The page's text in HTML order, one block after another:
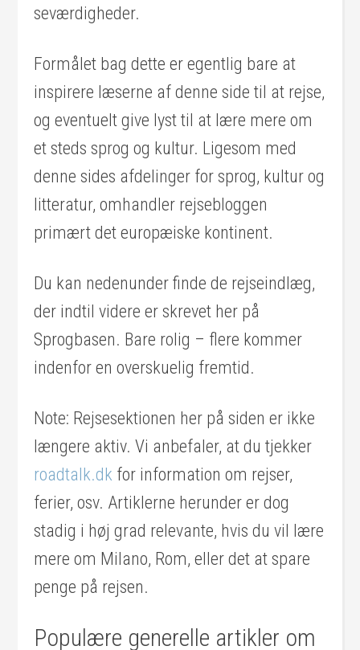
seværdigheder.
Formålet bag dette er egentlig bare at
inspirere læserne af denne side til at rejse,
og eventuelt give lyst til at lære mere om
et steds sprog og kultur. Ligesom med
denne sides afdelinger for sprog, kultur og
litteratur, omhandler rejsebloggen
primært det europæiske kontinent.
Du kan nedenunder finde de rejseindlæg,
der indtil videre er skrevet her på
Sprogbasen. Bare rolig – flere kommer
indenfor en overskuelig fremtid.
Note: Rejsesektionen her på siden er ikke
længere aktiv. Vi anbefaler, at du tjekker
roadtalk.dk for information om rejser,
ferier, osv. Artiklerne herunder er dog
stadig i høj grad relevante, hvis du vil lære
mere om Milano, Rom, eller det at spare
penge på rejsen.
Populære generelle artikler om